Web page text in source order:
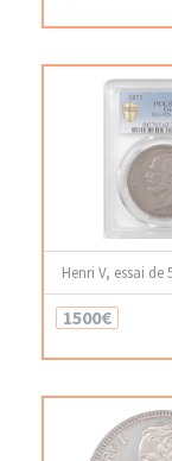
Henri V, essai de
1500€